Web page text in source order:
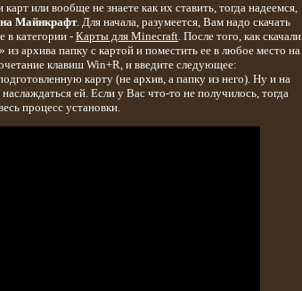
или вообще не знаете как их ставить, тогда надеемся,
на Майнкрафт. Для начала, разумеется, Вам надо скачать
в категории - Карты для Minecraft. После того, как скачали
архива папку с картой и поместить ее в любое место на
клавиш Win+R, и введите следующее:
карту (не архив, а папку из него). Ну и на
ей. Если у Вас что-то не получилось, тогда
процесс установки.